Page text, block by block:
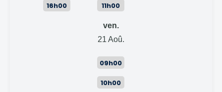
16h00 11h00
ven.
21 Aoû.
09h00
10h00